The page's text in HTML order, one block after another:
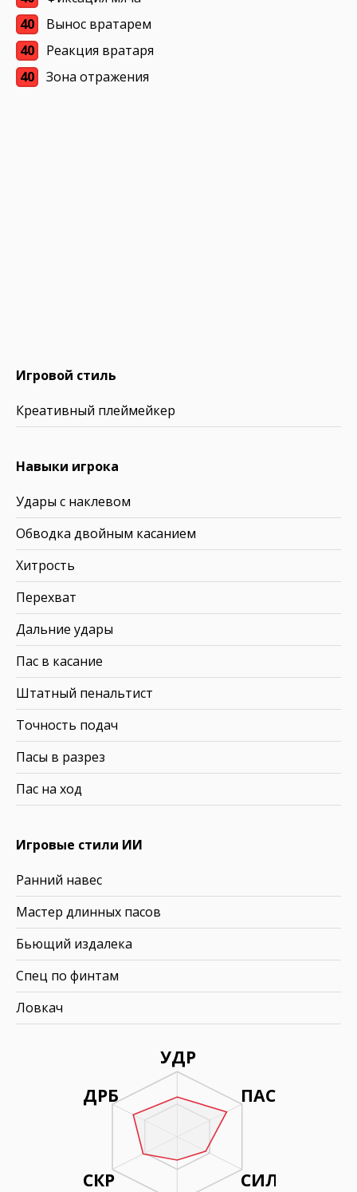
УДР
ПАС
СИЛ
ДРБ
СКР
40
Вынос вратарем
40
Реакция вратаря
40
Зона отражения
Игровой стиль
Креативный плеймейкер
Навыки игрока
Удары с наклевом
Обводка двойным касанием
Хитрость
Перехват
Дальние удары
Пас в касание
Штатный пенальтист
Точность подач
Пасы в разрез
Пас на ход
Игровые стили ИИ
Ранний навес
Мастер длинных пасов
Бьющий издалека
Спец по финтам
Ловкач